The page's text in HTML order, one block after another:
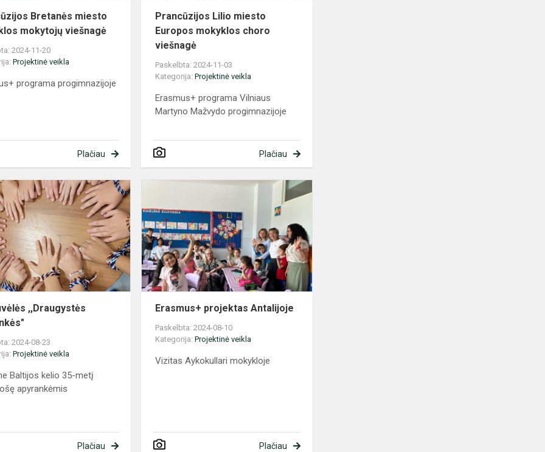
Bretanės miesto
mokytojų viešnagė
2024-11-20
Projektinė veikla
programa progimnazijoje
Plačiau
Prancūzijos Lilio miesto
Europos mokyklos choro
viešnagė
Paskelbta: 2024-11-03
Kategorija:Projektinė veikla
Erasmus+ programa Vilniaus
Martyno Mažvydo progimnazijoje
Plačiau
Dirbtuvėlės
apyrankės"
,,Draugystės
2024-08-23
Projektinė veikla
Baltijos kelio 35-metį
apyrankėmis
Plačiau
Erasmus+ projektas Antalijoje
Paskelbta: 2024-08-10
Kategorija:Projektinė veikla
Vizitas Aykokullari mokykloje
Plačiau